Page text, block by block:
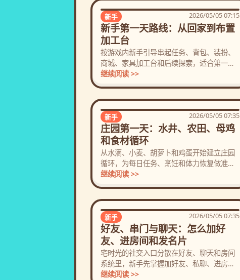
新手 2026/05/05 07:15
新手第一天路线：从回家到布置
加工台
按游戏内新手引导串起任务、背包、装扮、
商城、家具加工台和后续探索，适合第一次
进入宅时光的玩家。
继续阅读 >>
新手 2026/05/05 07:35
庄园第一天：水井、农田、母鸡
和食材循环
从水滴、小麦、胡萝卜和鸡蛋开始建立庄园
循环，为每日任务、烹饪和体力恢复做准
备。
继续阅读 >>
新手 2026/05/05 07:35
好友、串门与聊天：怎么加好
友、进房间和发名片
宅时光的社交入口分散在好友、聊天和房间
系统里，新手先掌握加好友、私聊、进房间
和名片分享。
继续阅读 >>